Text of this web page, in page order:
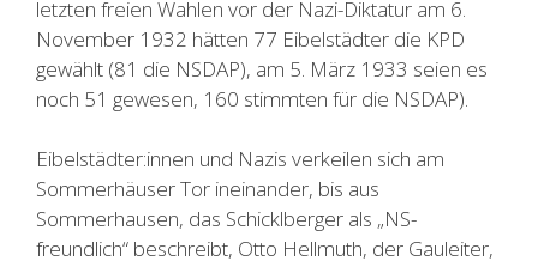
letzten freien Wahlen vor der Nazi-Diktatur am 6.
November 1932 hätten 77 Eibelstädter die KPD
gewählt (81 die NSDAP), am 5. März 1933 seien es
noch 51 gewesen, 160 stimmten für die NSDAP).
Eibelstädter:innen und Nazis verkeilen sich am
Sommerhäuser Tor ineinander, bis aus
Sommerhausen, das Schicklberger als „NS-
freundlich“ beschreibt, Otto Hellmuth, der Gauleiter,